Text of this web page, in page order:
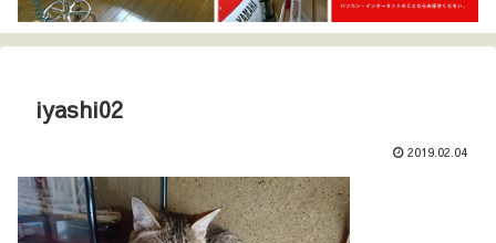
iyashi02
2019.02.04